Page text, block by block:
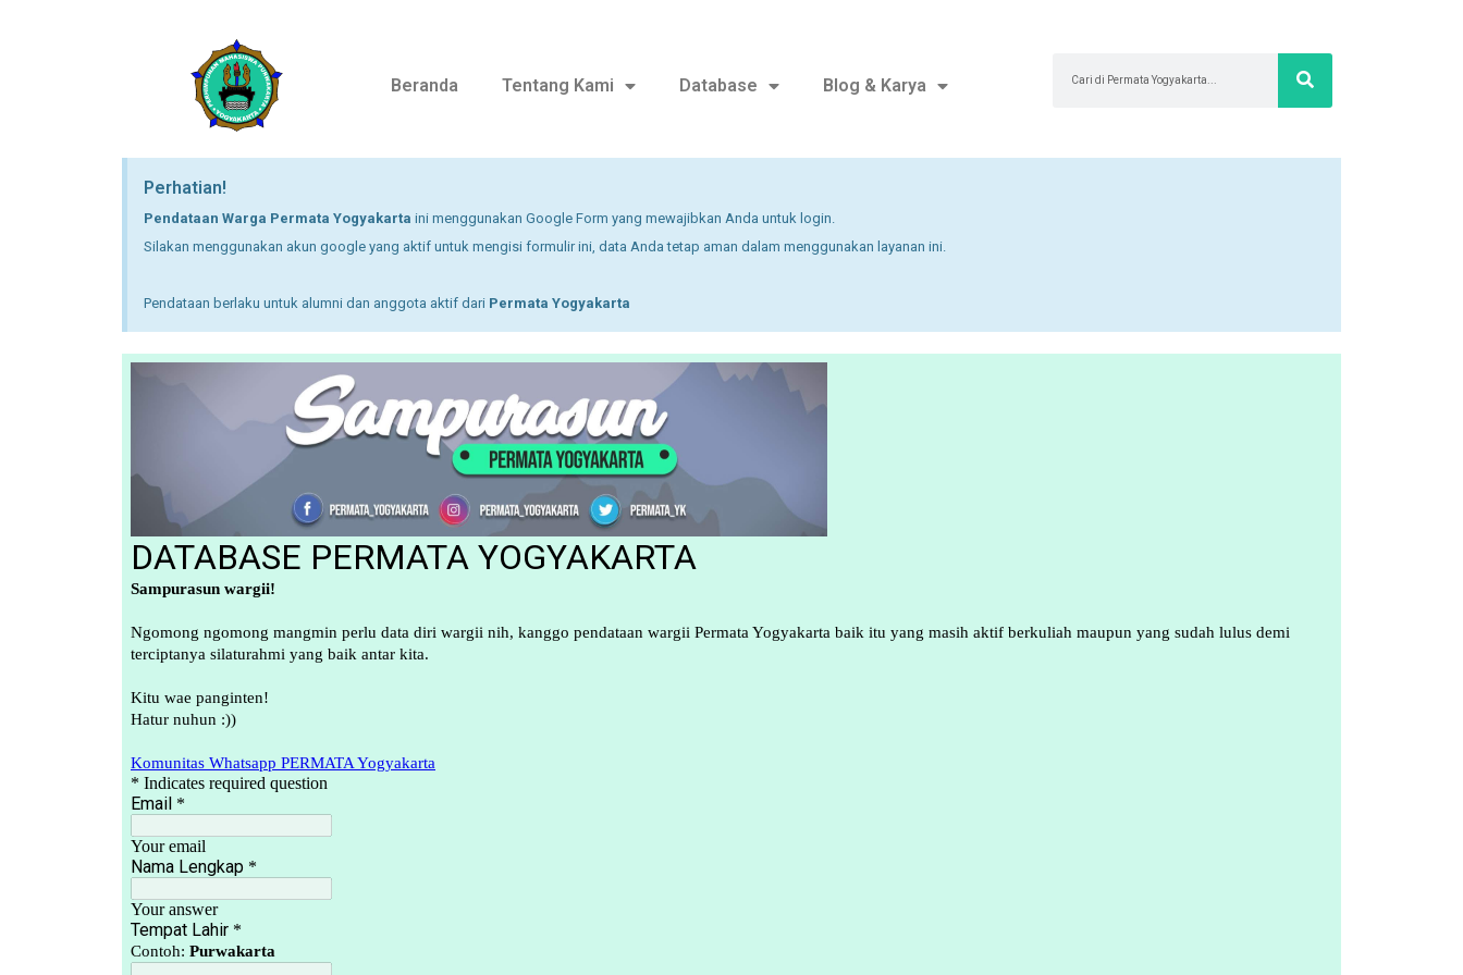
Beranda Tentang Kami Database Blog & Karya
Perhatian!
Pendataan Warga Permata Yogyakarta ini menggunakan Google Form yang mewajibkan Anda untuk login.
Silakan menggunakan akun google yang aktif untuk mengisi formulir ini, data Anda tetap aman dalam menggunakan layanan ini.
Pendataan berlaku untuk alumni dan anggota aktif dari Permata Yogyakarta